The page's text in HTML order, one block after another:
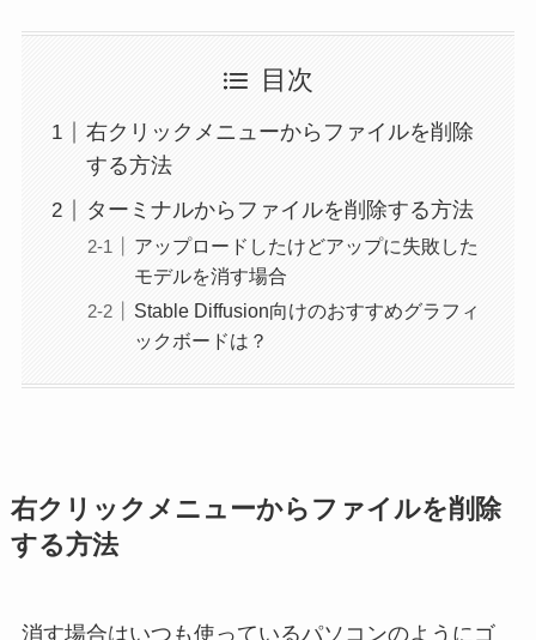
目次
右クリックメニューからファイルを削除
する方法
ターミナルからファイルを削除する方法
アップロードしたけどアップに失敗した
モデルを消す場合
Stable Diffusion向けのおすすめグラフィ
ックボードは？
右クリックメニューからファイルを削除
する方法
消す場合はいつも使っているパソコンのようにゴ